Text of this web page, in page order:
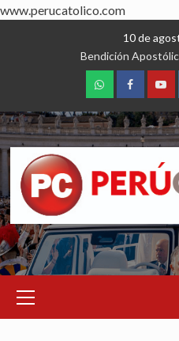
www.perucatolico.com
10 de
Bendición
WhatsAppFacebook
Menu